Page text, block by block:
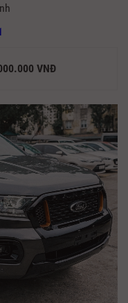
VNĐ